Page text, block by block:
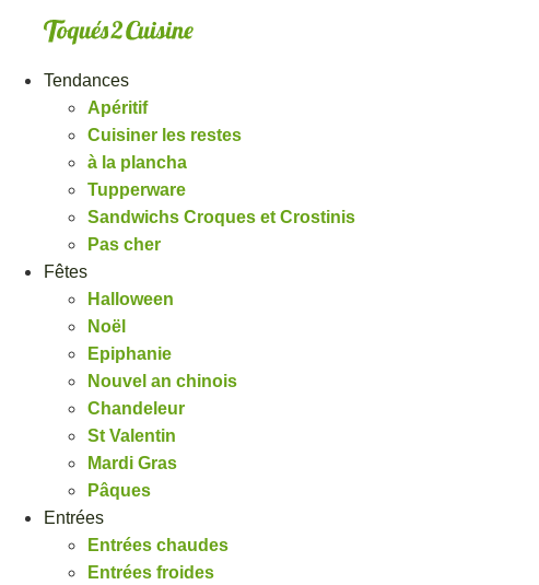
Tendances
Apéritif
Cuisiner les restes
à la plancha
Tupperware
Sandwichs Croques et Crostinis
Pas cher
Fêtes
Halloween
Noël
Epiphanie
Nouvel an chinois
Chandeleur
St Valentin
Mardi Gras
Pâques
Entrées
Entrées chaudes
Entrées froides